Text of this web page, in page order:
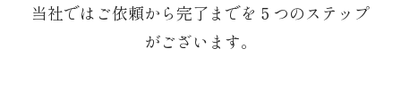
当社ではご依頼から完了までを５つのステップ
がございます。